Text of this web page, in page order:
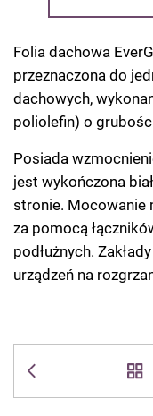
Folia dachowa
przeznaczona do
dachowych,
poliolefin) o
Posiada
jest wykończona
stronie. Mocowanie
za pomocą
podłużnych.
urządzeń na